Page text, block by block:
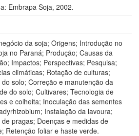
Embrapa Soja, 2002.
da soja; Origens; Introdução no
no Paraná; Produção; Causas da
Impactos; Perspectivas; Pesquisa;
climáticas; Rotação de culturas;
do solo; Correção e manutenção da
do solo; Cultivares; Tecnologia de
e colheita; Inoculação das sementes
Instalação da lavoura;
de pragas; Doenças e medidas de
Retenção foliar e haste verde.